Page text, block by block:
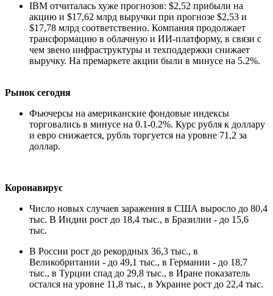
IBM отчиталась хуже прогнозов: $2,52 прибыли на
акцию и $17,62 млрд выручки при прогнозе $2,53 и
$17,78 млрд соответственно. Компания продолжает
трансформацию в облачную и ИИ-платформу, в связи с
чем звено инфраструктуры и техподдержки снижает
выручку. На премаркете акции были в минусе на 5.2%.
Рынок сегодня
Фьючерсы на американские фондовые индексы
торговались в минусе на 0.1-0.2%. Курс рубля к доллару
и евро снижается, рубль торгуется на уровне 71,2 за
доллар.
Коронавирус
Число новых случаев заражения в США выросло до 80,4
тыс. В Индии рост до 18,4 тыс., в Бразилии - до 15,6
тыс.
В России рост до рекордных 36,3 тыс., в
Великобритании - до 49,1 тыс., в Германии - до 18,7
тыс., в Турции спад до 29,8 тыс., в Иране показатель
остался на уровне 11,8 тыс., в Украине рост до 22,4 тыс.